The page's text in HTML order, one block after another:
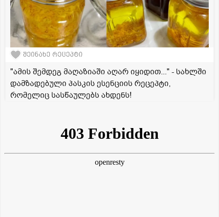
შეინახე რეცეპტი
"ამის შემდეგ მაღაზიაში აღარ იყიდით..." - სახლში
დამზადებული პასკის ესენციის რეცეპტი,
რომელიც სასწაულებს ახდენს!